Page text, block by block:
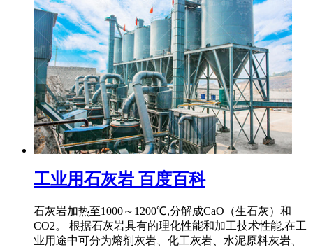
工业用石灰岩 百度百科
石灰岩加热至1000～1200℃,分解成CaO（生石灰）和
CO2。 根据石灰岩具有的理化性能和加工技术性能,在工
业用途中可分为熔剂灰岩、化工灰岩、水泥原料灰岩、